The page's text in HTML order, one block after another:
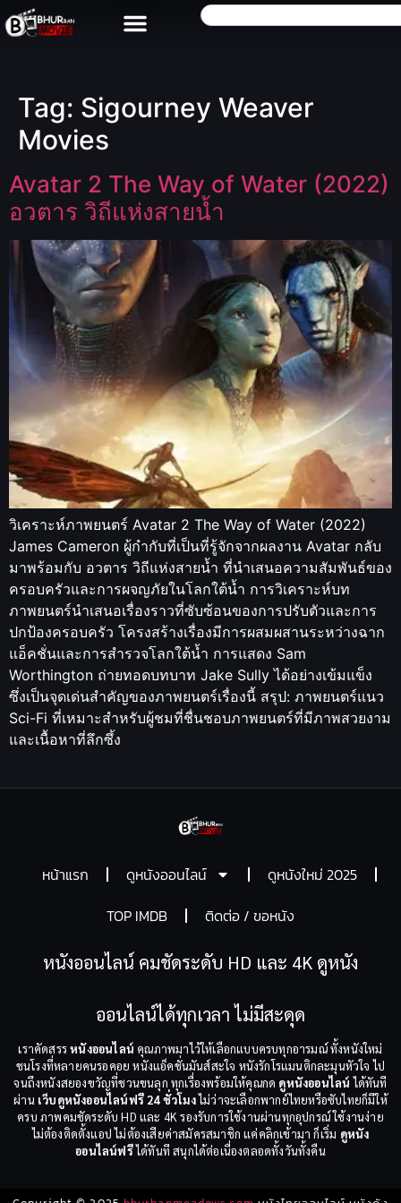
Tag: Sigourney Weaver
Movies
Avatar 2 The Way of Water (2022)
อวตาร วิถีแห่งสายน้ำ
วิเคราะห์ภาพยนตร์ Avatar 2 The Way of Water (2022)
James Cameron ผู้กำกับที่เป็นที่รู้จักจากผลงาน Avatar กลับ
มาพร้อมกับ อวตาร วิถีแห่งสายน้ำ ที่นำเสนอความสัมพันธ์ของ
ครอบครัวและการผจญภัยในโลกใต้น้ำ การวิเคราะห์บท
ภาพยนตร์นำเสนอเรื่องราวที่ซับซ้อนของการปรับตัวและการ
ปกป้องครอบครัว โครงสร้างเรื่องมีการผสมผสานระหว่างฉาก
แอ็คชั่นและการสำรวจโลกใต้น้ำ การแสดง Sam
Worthington ถ่ายทอดบทบาท Jake Sully ได้อย่างเข้มแข็ง
ซึ่งเป็นจุดเด่นสำคัญของภาพยนตร์เรื่องนี้ สรุป: ภาพยนตร์แนว
Sci-Fi ที่เหมาะสำหรับผู้ชมที่ชื่นชอบภาพยนตร์ที่มีภาพสวยงาม
และเนื้อหาที่ลึกซึ้ง
หน้าแรก ดูหนังออนไลน์
ดูหนังใหม่ 2025
TOP IMDB
ติดต่อ / ขอหนัง
หนังออนไลน์ คมชัดระดับ HD และ 4K ดูหนัง
ออนไลน์ได้ทุกเวลา ไม่มีสะดุด
เราคัดสรรหนังออนไลน์ คุณภาพมาไว้ให้เลือกแบบครบทุกอารมณ์ ทั้งหนังใหม่
ชนโรงที่หลายคนรอคอย หนังแอ็คชั่นมันส์สะใจ หนังรักโรแมนติกละมุนหัวใจ ไป
จนถึงหนังสยองขวัญที่ชวนขนลุก ทุกเรื่องพร้อมให้คุณกด ดูหนังออนไลน์ ได้ทันที
ผ่าน เว็บดูหนังออนไลน์ฟรี 24 ชั่วโมงไม่ว่าจะเลือกพากย์ไทยหรือซับไทยก็มีให้
ครบ ภาพคมชัดระดับ HD และ 4K รองรับการใช้งานผ่านทุกอุปกรณ์ ใช้งานง่าย
ไม่ต้องติดตั้งแอป ไม่ต้องเสียค่าสมัครสมาชิก แค่คลิกเข้ามา ก็เริ่ม ดูหนัง
ออนไลน์ฟรีได้ทันที สนุกได้ต่อเนื่องตลอดทั้งวันทั้งคืน